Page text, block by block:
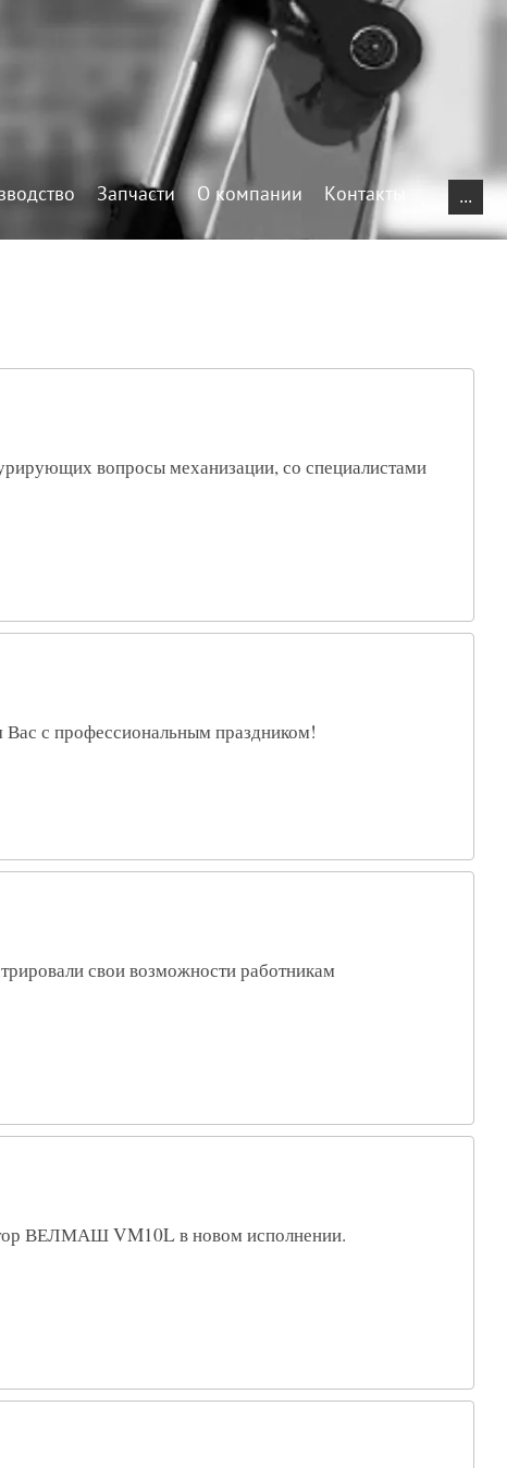
Запчасти О компании Контакты ...
вопросы механизации, со специалистами
с профессиональным праздником!
свои возможности работникам
ВЕЛМАШ VM10L в новом исполнении.